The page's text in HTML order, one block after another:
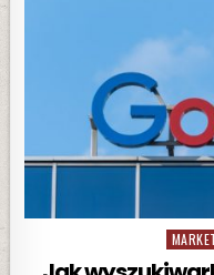
Posted
in